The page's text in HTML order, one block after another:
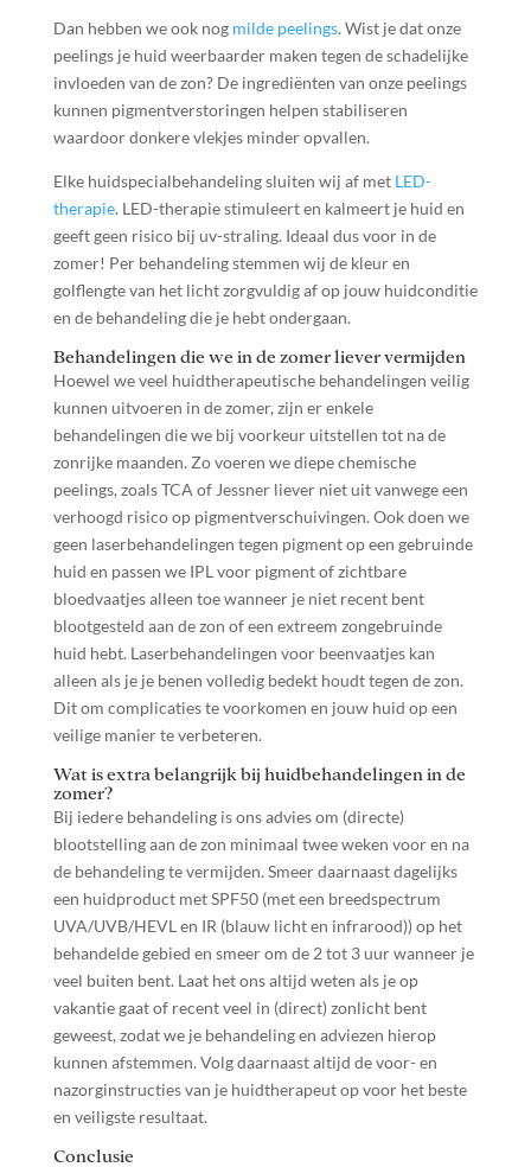
Dan hebben we ook nog milde peelings. Wist je dat onze
peelings je huid weerbaarder maken tegen de schadelijke
invloeden van de zon? De ingrediënten van onze peelings
kunnen pigmentverstoringen helpen stabiliseren
waardoor donkere vlekjes minder opvallen.
Elke huidspecialbehandeling sluiten wij af met LED-
therapie. LED-therapie stimuleert en kalmeert je huid en
geeft geen risico bij uv-straling. Ideaal dus voor in de
zomer! Per behandeling stemmen wij de kleur en
golflengte van het licht zorgvuldig af op jouw huidconditie
en de behandeling die je hebt ondergaan.
Behandelingen die we in de zomer liever vermijden
Hoewel we veel huidtherapeutische behandelingen veilig
kunnen uitvoeren in de zomer, zijn er enkele
behandelingen die we bij voorkeur uitstellen tot na de
zonrijke maanden. Zo voeren we diepe chemische
peelings, zoals TCA of Jessner liever niet uit vanwege een
verhoogd risico op pigmentverschuivingen. Ook doen we
geen laserbehandelingen tegen pigment op een gebruinde
huid en passen we IPL voor pigment of zichtbare
bloedvaatjes alleen toe wanneer je niet recent bent
blootgesteld aan de zon of een extreem zongebruinde
huid hebt. Laserbehandelingen voor beenvaatjes kan
alleen als je je benen volledig bedekt houdt tegen de zon.
Dit om complicaties te voorkomen en jouw huid op een
veilige manier te verbeteren.
Wat is extra belangrijk bij huidbehandelingen in de
zomer?
Bij iedere behandeling is ons advies om (directe)
blootstelling aan de zon minimaal twee weken voor en na
de behandeling te vermijden. Smeer daarnaast dagelijks
een huidproduct met SPF50 (met een breedspectrum
UVA/UVB/HEVL en IR (blauw licht en infrarood)) op het
behandelde gebied en smeer om de 2 tot 3 uur wanneer je
veel buiten bent. Laat het ons altijd weten als je op
vakantie gaat of recent veel in (direct) zonlicht bent
geweest, zodat we je behandeling en adviezen hierop
kunnen afstemmen. Volg daarnaast altijd de voor- en
nazorginstructies van je huidtherapeut op voor het beste
en veiligste resultaat.
Conclusie